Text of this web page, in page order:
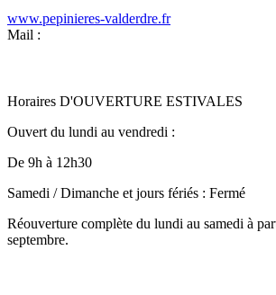
www.pepinieres-valderdre.fr
Mail :
Horaires D'OUVERTURE ESTIVALES
Ouvert du lundi au vendredi :
De 9h à 12h30
Samedi / Dimanche et jours fériés : Fermé
Réouverture complète du lundi au samedi à
septembre.